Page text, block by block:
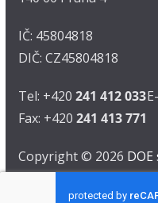
IČ: 45804818
DIČ: CZ45804818
Tel: +420 241 412 033
Fax: +420 241 413 771
Copyright © 2026 DOE